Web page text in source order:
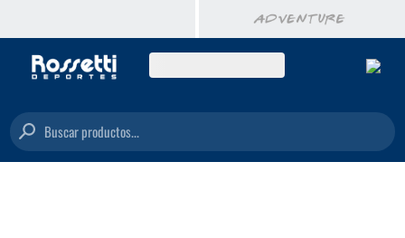
Buscar productos...